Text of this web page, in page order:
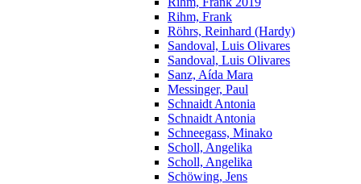
Rihm, Frank
Röhrs, Reinhard (Hardy)
Sandoval, Luis Olivares
Sandoval, Luis Olivares
Sanz, Aída Mara
Messinger, Paul
Schnaidt Antonia
Schnaidt Antonia
Schneegass, Minako
Scholl, Angelika
Scholl, Angelika
Schöwing, Jens